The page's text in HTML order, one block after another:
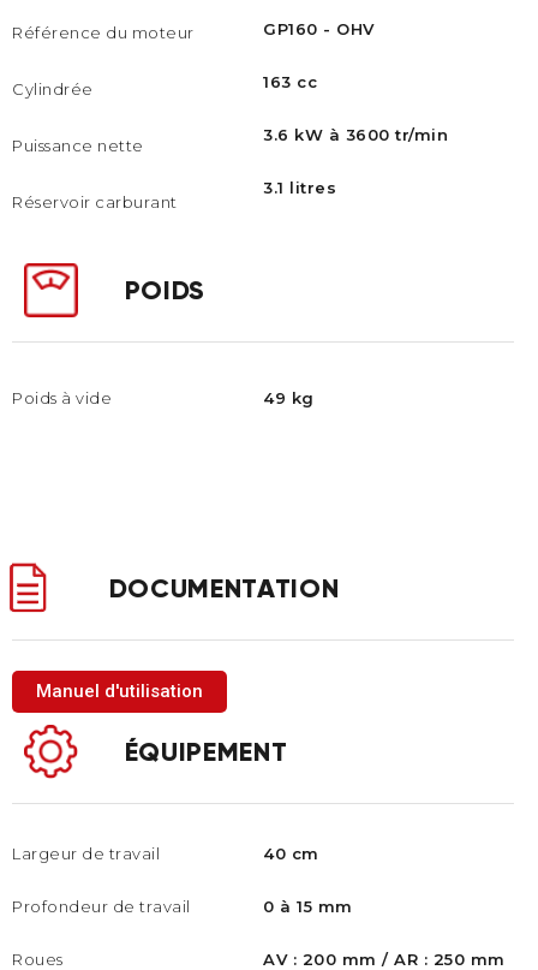
Référence du moteur
Cylindrée
Puissance nette
Réservoir carburant
GP160 - OHV
163 cc
3.6 kW à 3600 tr/min
3.1 litres
POIDS
Poids à vide 49 kg
DOCUMENTATION
Manuel d'utilisation
ÉQUIPEMENT
Largeur de travail
Profondeur de travail
Roues
40 cm
0 à 15 mm
AV : 200 mm / AR : 250 mm